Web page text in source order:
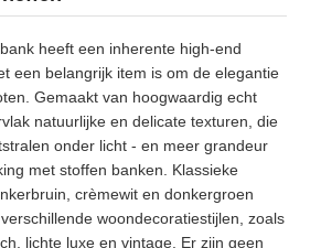
heeft een inherente high-end
een belangrijk item is om de elegantie
Gemaakt van hoogwaardig echt
natuurlijke en delicate texturen, die
onder licht - en meer grandeur
met stoffen banken. Klassieke
crèmewit en donkergroen
woondecoratiestijlen, zoals
lichte luxe en vintage. Er zijn geen